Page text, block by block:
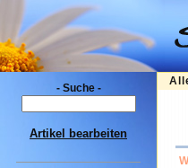
- Suche -
Artikel bearbeiten